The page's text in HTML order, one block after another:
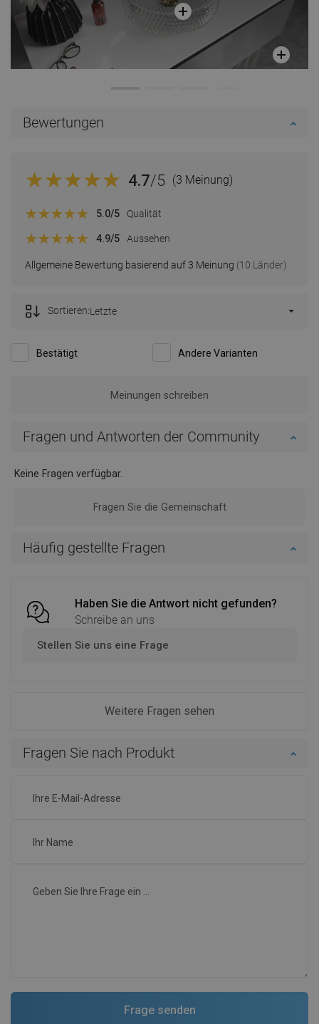
Häufig gestellte Fragen
Haben Sie die Antwort nicht gefunden?
Schreibe an uns
Stellen Sie uns eine Frage
Weitere Fragen sehen
Bewertungen
4.7/5 (3 Meinung)
Allgemeine Bewertung basierend auf 3 Meinung (10 Länder)
5.0/5 Qualität
4.9/5 Aussehen
Bestätigt Andere Varianten
Sortieren:Letzte
Meinungen schreiben
Fragen und Antworten der Community
Keine Fragen verfügbar.
Fragen Sie die Gemeinschaft
Fragen Sie nach Produkt